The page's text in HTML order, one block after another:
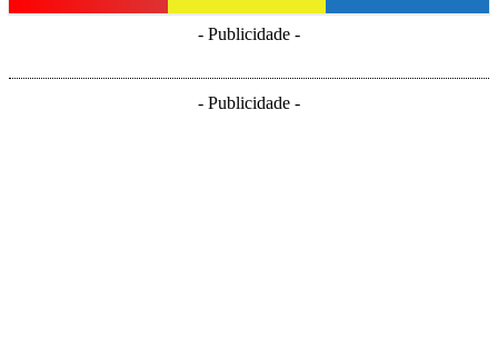
- Publicidade -
- Publicidade -